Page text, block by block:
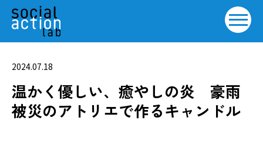
2024.07.18
温かく優しい、癒やしの炎 豪雨
被災のアトリエで作るキャンドル